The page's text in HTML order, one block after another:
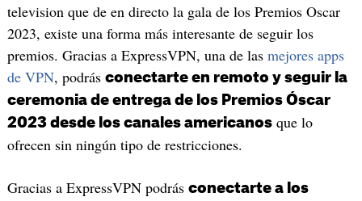
television que de en directo la gala de los Premios Oscar
2023, existe una forma más interesante de seguir los
premios. Gracias a ExpressVPN, una de las mejores apps
de VPN, podrás conectarte en remoto y seguir la
ceremonia de entrega de los Premios Óscar
2023 desde los canales americanosque lo
ofrecen sin ningún tipo de restricciones.
Gracias a ExpressVPN podrás conectarte a los